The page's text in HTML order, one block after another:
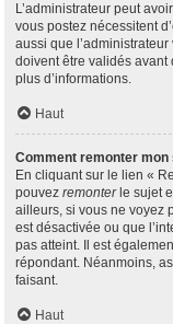
L’administrateur peut
vous postez nécessitent
aussi que
doivent être validés avant
plus d’informations.
Haut
Comment remonter mon
En cliquant sur le lien «
pouvez remonterle sujet
ailleurs, si vous ne voyez
est désactivée ou que
pas atteint. Il est
répondant. Néanmoins,
faisant.
Haut